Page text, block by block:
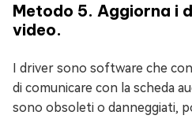
Metodo 5. Aggiorna i
video.
I driver sono software che
di comunicare con la scheda
sono obsoleti o danneggiati,